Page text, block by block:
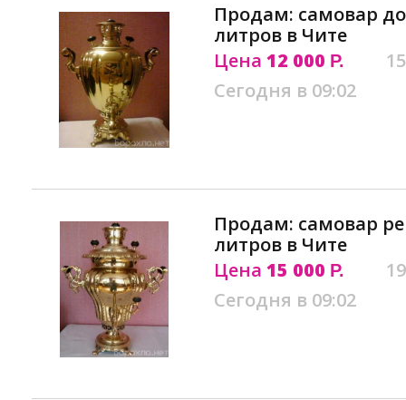
Продам: самовар
литров в Чите
Цена 12 000 Р.
Сегодня в 09:02
Продам: самовар
литров в Чите
Цена 15 000 Р.
Сегодня в 09:02